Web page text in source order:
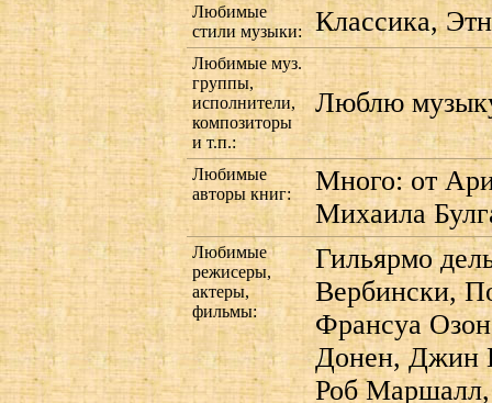
Любимые
стили музыки:
Классика,
Любимые муз.
группы,
исполнители,
композиторы
и т.п.:
Люблю
Любимые
авторы книг:
Много: от
Михаила
Любимые
режисеры,
актеры,
фильмы:
Гильярмо
Вербински,
Франсуа
Донен, Джин
Роб Маршалл,